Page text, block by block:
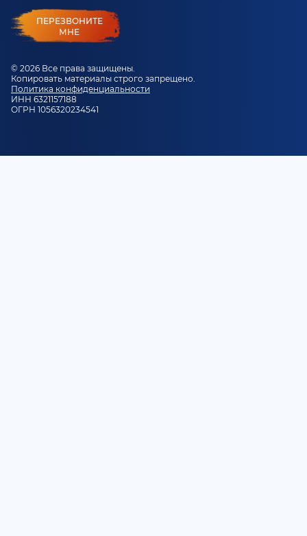
ПЕРЕЗВОНИТЕ
МНЕ
© 2026 Все права защищены.
Копировать материалы строго запрещено.
Политика конфиденциальности
ИНН 6321157188
ОГРН 1056320234541